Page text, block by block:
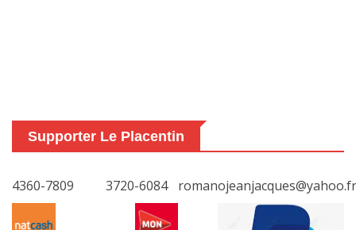
Supporter Le Placentin
4360-7809 3720-6084 romanojeanjacques@yahoo.fr